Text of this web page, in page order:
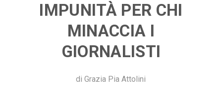
IMPUNITÀ PER CHI
MINACCIA I
GIORNALISTI
diGrazia Pia Attolini